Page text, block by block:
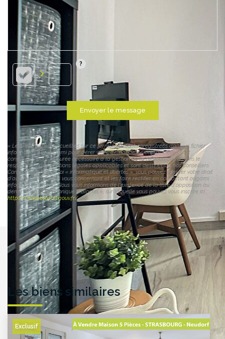
Envoyer le message
« Les informations recueillies sur ce formulaire sont enregistrées dans un fichier
informatisé par origami pour gérer votre demande de contact. Elles sont
conservées pour la durée nécessaire à la gestion de la relation client dans le
respect des prescriptions légales applicables et sont destinées à nos conseillers
Conformément à la loi « informatique et libertés », vous pouvez exercer votre droit
d'accès aux données vous concernant et les faire rectifier en contactant origami
info@origami.immo. Nous vous informons de l'existence de la liste d'opposition au
démarchage téléphonique « Bloctel », sur laquelle vous pouvez vous inscrire ici :
https://www.bloctel.gouv.fr/»
Les biens similaires
Exclusif